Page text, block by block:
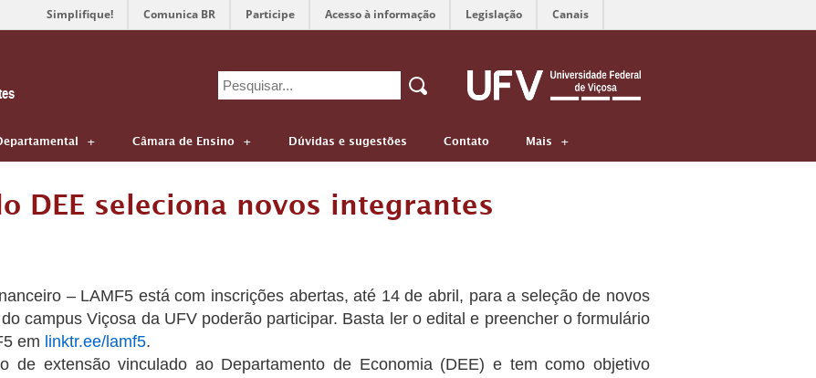
Simplifique! Comunica BR Participe Acesso à informação Legislação Canais
Search
for:
Câmara de Ensino Dúvidas e sugestões Contato Mais
DEE seleciona novos integrantes
– LAMF5 está com inscrições abertas, até 14 de abril, para a seleção de novos
campus Viçosa da UFV poderão participar. Basta ler o edital e preencher o formulário
em linktr.ee/lamf5.
de extensão vinculado ao Departamento de Economia (DEE) e tem como objetivo